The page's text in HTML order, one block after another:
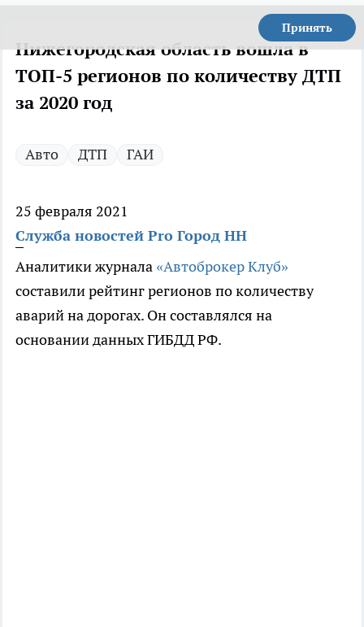
Принять
Нижегородская область вошла в
ТОП-5 регионов по количеству ДТП
за 2020 год
Авто ДТП ГАИ
25 февраля 2021
Служба новостей Pro Город НН
Аналитики журнала «Автоброкер Клуб»
составили рейтинг регионов по количеству
аварий на дорогах. Он составлялся на
основании данных ГИБДД РФ.